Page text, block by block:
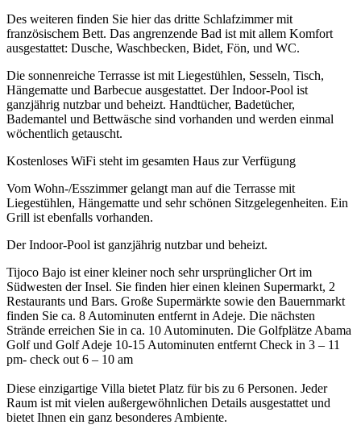
Des weiteren finden Sie hier das dritte Schlafzimmer mit
französischem Bett. Das angrenzende Bad ist mit allem Komfort
ausgestattet: Dusche, Waschbecken, Bidet, Fön, und WC.
Die sonnenreiche Terrasse ist mit Liegestühlen, Sesseln, Tisch,
Hängematte und Barbecue ausgestattet. Der Indoor-Pool ist
ganzjährig nutzbar und beheizt. Handtücher, Badetücher,
Bademantel und Bettwäsche sind vorhanden und werden einmal
wöchentlich getauscht.
Kostenloses WiFi steht im gesamten Haus zur Verfügung
Vom Wohn-/Esszimmer gelangt man auf die Terrasse mit
Liegestühlen, Hängematte und sehr schönen Sitzgelegenheiten. Ein
Grill ist ebenfalls vorhanden.
Der Indoor-Pool ist ganzjährig nutzbar und beheizt.
Tijoco Bajo ist einer kleiner noch sehr ursprünglicher Ort im
Südwesten der Insel. Sie finden hier einen kleinen Supermarkt, 2
Restaurants und Bars. Große Supermärkte sowie den Bauernmarkt
finden Sie ca. 8 Autominuten entfernt in Adeje. Die nächsten
Strände erreichen Sie in ca. 10 Autominuten. Die Golfplätze Abama
Golf und Golf Adeje 10-15 Autominuten entfernt Check in 3 – 11
pm- check out 6 – 10 am
Diese einzigartige Villa bietet Platz für bis zu 6 Personen. Jeder
Raum ist mit vielen außergewöhnlichen Details ausgestattet und
bietet Ihnen ein ganz besonderes Ambiente.